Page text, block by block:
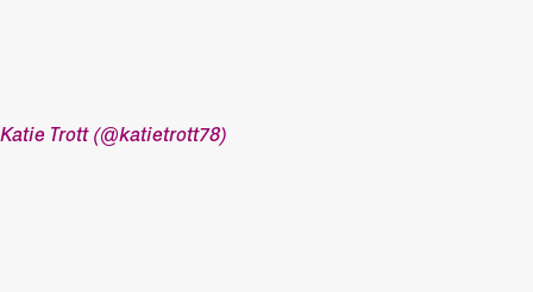
Trott (@katietrott78)